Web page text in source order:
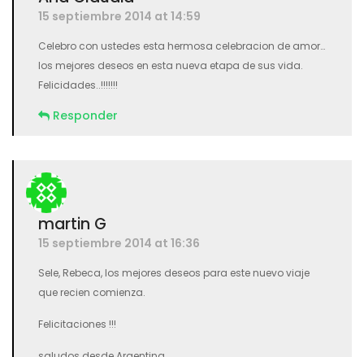
15 septiembre 2014 at 14:59
Celebro con ustedes esta hermosa celebracion de amor…
los mejores deseos en esta nueva etapa de sus vida.
Felicidades..!!!!!!!
Responder
martin G
15 septiembre 2014 at 16:36
Sele, Rebeca, los mejores deseos para este nuevo viaje
que recien comienza.
Felicitaciones !!!